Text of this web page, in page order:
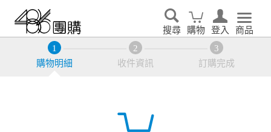
搜尋 購物 登入 商品
購物明細 收件資訊 訂購完成